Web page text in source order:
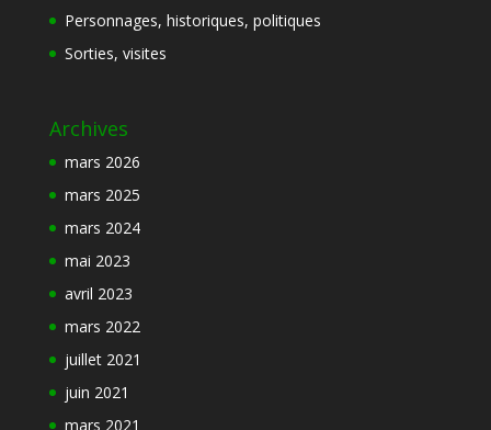
Personnages, historiques, politiques
Sorties, visites
Archives
mars 2026
mars 2025
mars 2024
mai 2023
avril 2023
mars 2022
juillet 2021
juin 2021
mars 2021